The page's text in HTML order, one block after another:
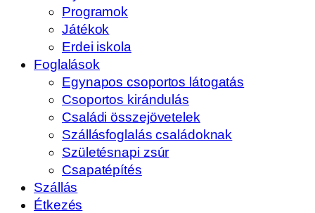
Programok
Játékok
Erdei iskola
Foglalások
Egynapos csoportos látogatás
Csoportos kirándulás
Családi összejövetelek
Szállásfoglalás családoknak
Születésnapi zsúr
Csapatépítés
Szállás
Étkezés